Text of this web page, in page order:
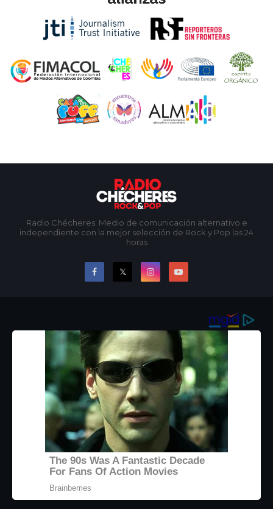
Radio Chécheres: Medio de comunicación alternativo e
independiente con la mejor selección de Rock y Pop las 24
horas